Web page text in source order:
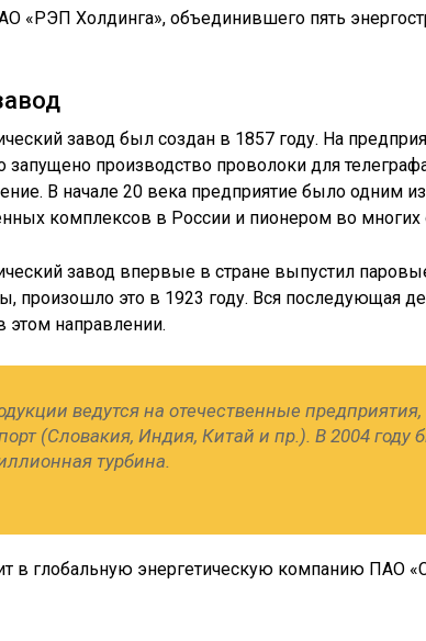
«РЭП Холдинга», объединившего пять
завод был создан в 1857 году. На
производство проволоки для
В начале 20 века предприятие было одним из
комплексов в России и пионером во многих
завод впервые в стране выпустил
произошло это в 1923 году. Вся последующая
этом направлении.
ведутся на отечественные
(Словакия, Индия, Китай и пр.). В 2004 году
турбина.
в глобальную энергетическую компанию ПАО